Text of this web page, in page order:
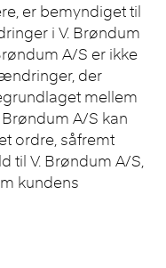
er bemyndiget til
i V. Brøndum
A/S er ikke
der
mellem
Brøndum A/S kan
ordre, såfremt
til V. Brøndum A/S,
kundens